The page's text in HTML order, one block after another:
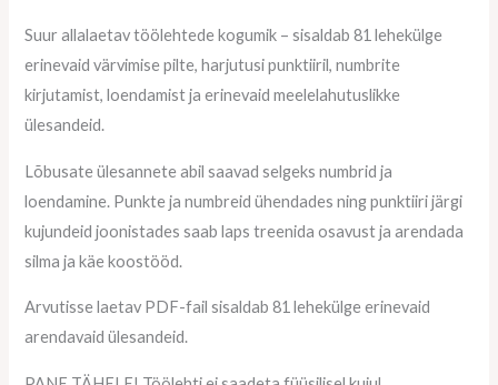
Suur allalaetav töölehtede kogumik – sisaldab 81 lehekülge
erinevaid värvimise pilte, harjutusi punktiiril, numbrite
kirjutamist, loendamist ja erinevaid meelelahutuslikke
ülesandeid.
Lõbusate ülesannete abil saavad selgeks numbrid ja
loendamine. Punkte ja numbreid ühendades ning punktiiri järgi
kujundeid joonistades saab laps treenida osavust ja arendada
silma ja käe koostööd.
Arvutisse laetav PDF-fail sisaldab 81 lehekülge erinevaid
arendavaid ülesandeid.